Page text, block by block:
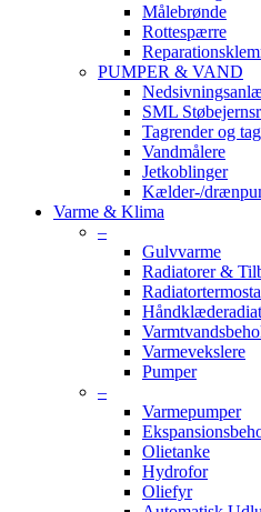
Målebrønde
Rottespærre
PUMPER & VAND
SML
Tagrender og tag
Vandmålere
Jetkoblinger
Kælder-/
Varme & Klima
–
Gulvvarme
Radiatorer &
Varmevekslere
Pumper
–
Varmepumper
Olietanke
Hydrofor
Oliefyr